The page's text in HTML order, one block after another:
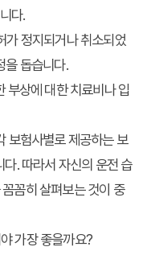
다.
가 정지되거나 취소되었
을 돕습니다.
부상에 대한 치료비나 입
보험사별로 제공하는 보
. 따라서 자신의 운전 습
꼼히 살펴보는 것이 중
가장 좋을까요?